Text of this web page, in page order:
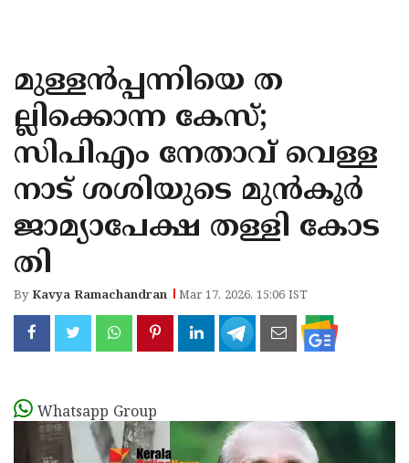
KANNUR
KASARAGOD
മുള്ളൻപ്പന്നിയെ ത
ല്ലിക്കൊന്ന കേസ്;
സിപിഎം നേതാവ് വെള്ള
നാട് ശശിയുടെ മുൻകൂർ
ജാമ്യാപേക്ഷ തള്ളി കോട
തി
ByKavya Ramachandran Mar 17, 2026, 15:06 IST
Whatsapp Group